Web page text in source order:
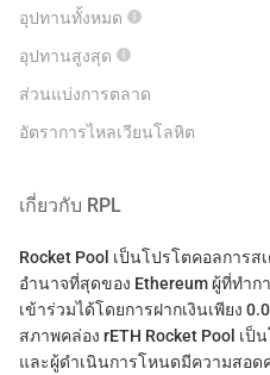
อุปทานทั้งหมด
อุปทานสูงสุด
ส่วนแบ่งการตลาด
อัตราการไหลเวียนโลหิต
เกี่ยวกับ RPL
Rocket Pool เป็นโปรโตคอลการ
อำนาจที่สุดของ Ethereum ผู้ที่ทำ
เข้าร่วมได้โดยการฝากเงินเพียง
สภาพคล่อง rETH Rocket Pool เ
และผู้ดำเนินการโหนดมีความสอด